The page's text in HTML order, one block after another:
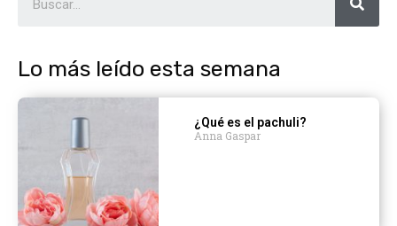
Lo más leído esta semana
¿Qué es el pachuli?
Anna Gaspar